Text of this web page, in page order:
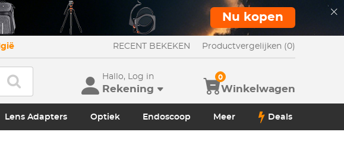
Nu kopen
RECENT BEKEKEN Productvergelijken (0)
Hallo, Log in
Rekening Winkelwagen
0
Lens Adapters Optiek Endoscoop Meer Deals